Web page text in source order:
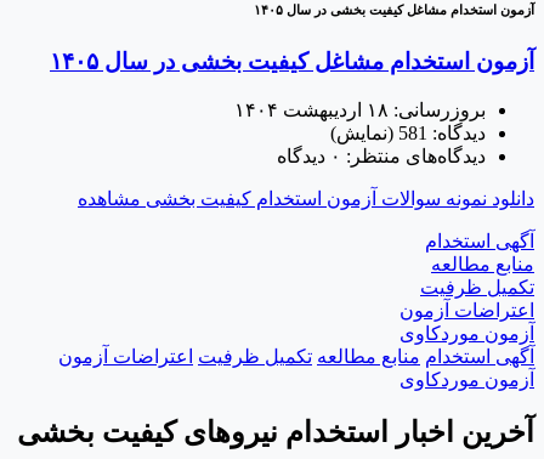
آزمون استخدام مشاغل کیفیت بخشی در سال ۱۴۰۵
آزمون استخدام مشاغل کیفیت بخشی در سال ۱۴۰۵
بروزرسانی: ۱۸ اردیبهشت ۱۴۰۴
دیدگاه: 581 (نمایش)
دیدگاه‌های منتظر: ۰ دیدگاه
دانلود نمونه سوالات آزمون استخدام کیفیت بخشی مشاهده
آگهی استخدام
منابع مطالعه
تکمیل ظرفیت
اعتراضات آزمون
آزمون موردکاوی
آگهی استخدام منابع مطالعه تکمیل ظرفیت
اعتراضات آزمون
آزمون موردکاوی
آخرین اخبار استخدام نیروهای کیفیت بخشی